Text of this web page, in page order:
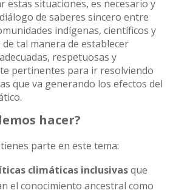
estas situaciones, es necesario y
de saberes sincero entre
indígenas, científicos y
tal manera de establecer
respetuosas y
pertinentes para ir resolviendo
que va generando los efectos del
hacer?
parte en este tema:
climáticas inclusivasque
el conocimiento ancestral como